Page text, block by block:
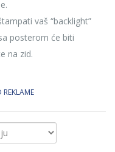
vaš “backlight”
posterom će biti
na zid.
REKLAME